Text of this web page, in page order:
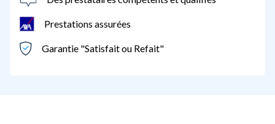
Prestations assurées
Garantie "Satisfait ou Refait"